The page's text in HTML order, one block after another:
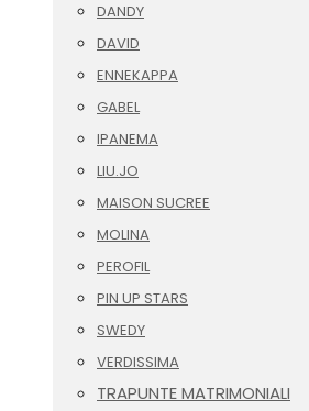
DANDY
DAVID
ENNEKAPPA
GABEL
IPANEMA
LIU.JO
MAISON SUCREE
MOLINA
PEROFIL
PIN UP STARS
SWEDY
VERDISSIMA
TRAPUNTE MATRIMONIALI